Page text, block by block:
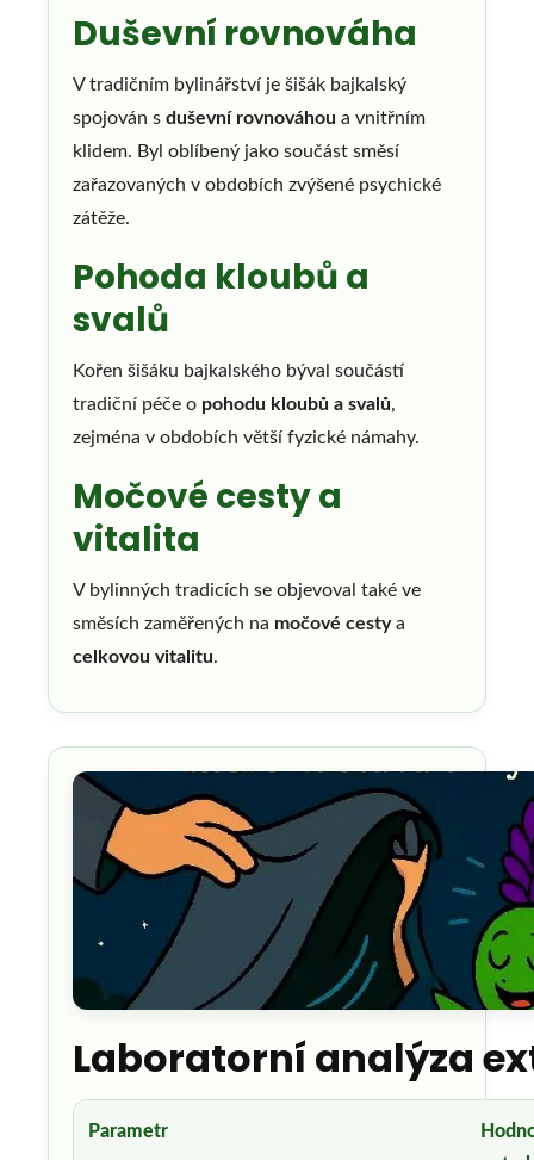
Duševní rovnováha
V tradičním bylinářství je šišák bajkalský
spojován s duševní rovnováhou a vnitřním
klidem. Byl oblíbený jako součást směsí
zařazovaných v obdobích zvýšené psychické
zátěže.
Pohoda kloubů a
svalů
Kořen šišáku bajkalského býval součástí
tradiční péče o pohodu kloubů a svalů,
zejména v obdobích větší fyzické námahy.
Močové cesty a
vitalita
V bylinných tradicích se objevoval také ve
směsích zaměřených na močové cestya
celkovou vitalitu.
Laboratorní analýza
Parametr